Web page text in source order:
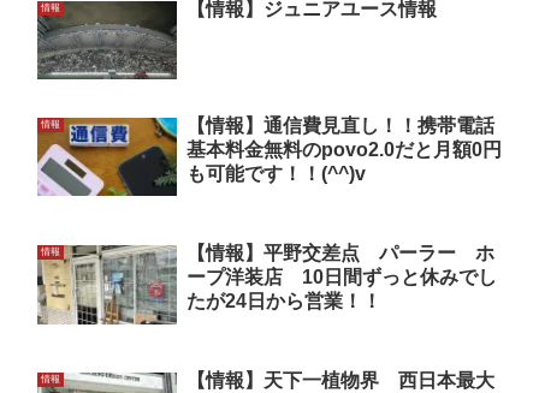
情報 【情報】ジュニアユース情報
情報
【情報】通信費見直し！！携帯電話
基本料金無料のpovo2.0だと月額0円
も可能です！！(^^)v
情報
【情報】平野交差点 パーラー ホ
ープ洋装店 10日間ずっと休みでし
たが24日から営業！！
情報
【情報】天下一植物界 西日本最大